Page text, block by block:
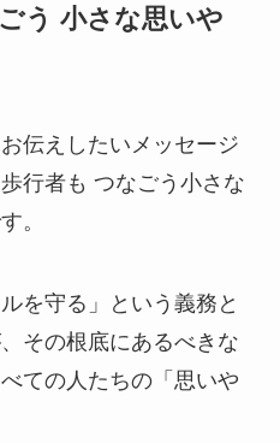
う 小さな思いや
伝えしたいメッセージ
行者も つなごう小さな
。
を守る」という義務と
その根底にあるべきな
ての人たちの「思いや